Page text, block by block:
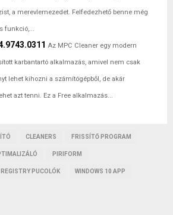
a merevlemezedet. Felfedezhető benne még
funkció,...
Az MPC Cleaner egy modern
karbantartó alkalmazás, amivel nem csak
lehet kihozni a számítógépből, de akár
azt tenni. Ez a Free alkalmazás...
CLEANERS FRISSÍTŐ PROGRAM
PIRIFORM
REGISTRY PUCOLÓK WINDOWS 10 APP